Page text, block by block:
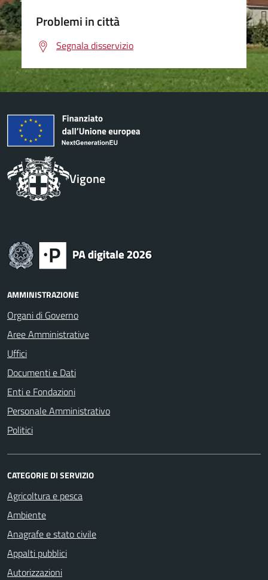
Problemi in città
Segnala disservizio
Vigone
AMMINISTRAZIONE
Organi di Governo
Aree Amministrative
Uffici
Documenti e Dati
Enti e Fondazioni
Personale Amministrativo
Politici
CATEGORIE DI SERVIZIO
Agricoltura e pesca
Ambiente
Anagrafe e stato civile
Appalti pubblici
Autorizzazioni